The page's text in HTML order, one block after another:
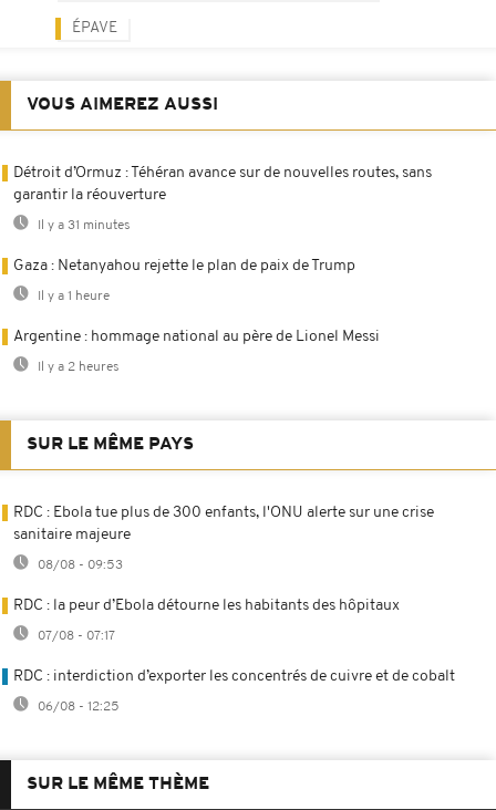
ÉPAVE
VOUS AIMEREZ AUSSI
Détroit d’Ormuz : Téhéran avance sur de nouvelles routes, sans
garantir la réouverture
Il y a 31 minutes
Gaza : Netanyahou rejette le plan de paix de Trump
Il y a 1 heure
Argentine : hommage national au père de Lionel Messi
Il y a 2 heures
SUR LE MÊME PAYS
RDC : Ebola tue plus de 300 enfants, l'ONU alerte sur une crise
sanitaire majeure
08/08 - 09:53
RDC : la peur d’Ebola détourne les habitants des hôpitaux
07/08 - 07:17
RDC : interdiction d’exporter les concentrés de cuivre et de cobalt
06/08 - 12:25
SUR LE MÊME THÈME